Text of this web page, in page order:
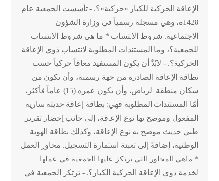
الإعاقة الحركية للكبار «حركية»؟. - تأسست الجمعية عام
1428ه، وهي مسجلة رسمياً في وزارة الشؤون
الاجتماعية. شروط الانتساب * ما هي شروط الانتساب
للجمعية؟، وما المستندات المطلوبة لانتساب ذوي الإعاقة
الحركية؟. - لابُدَّ أن يكون المستفيد معاقاً حركياً حسب
بطاقة الإعاقة الصادرة من جهة رسمية، وأن يكون من
سكان منطقة الرياض، وأن يكون عمره (15) عاماً فأكثر،
أمَّا المستندات المطلوبة فهي: بطاقة إعاقة حديثة سارية
المفعول وموضح بها نوع الإعاقة، إلى جانب إحضار تقرير
طبي حديث موضح به نوع الإعاقة، وكذلك بطاقة الهوية
الوطنية، إضافةً إلى تعبئة استمارة التسجيل. محاور العمل
* ماهي المحاور التي ترتكز عليها الجمعية في عملها
لخدمة ذوي الإعاقة الحركية الكبار؟. - ترتكز الجمعية في